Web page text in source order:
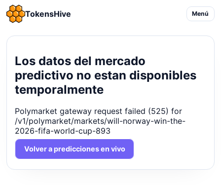
TokensHive Menú
Los datos del mercado
predictivo no estan disponibles
temporalmente
Polymarket gateway request failed (525) for
/v1/polymarket/markets/will-norway-win-the-
2026-fifa-world-cup-893
Volver a predicciones en vivo